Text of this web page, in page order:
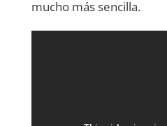
mucho más sencilla.